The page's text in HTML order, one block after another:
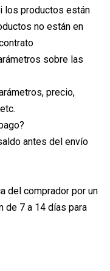
los productos están
no están en
sobre las
precio,
antes del envío
del comprador por un
de 7 a 14 días para